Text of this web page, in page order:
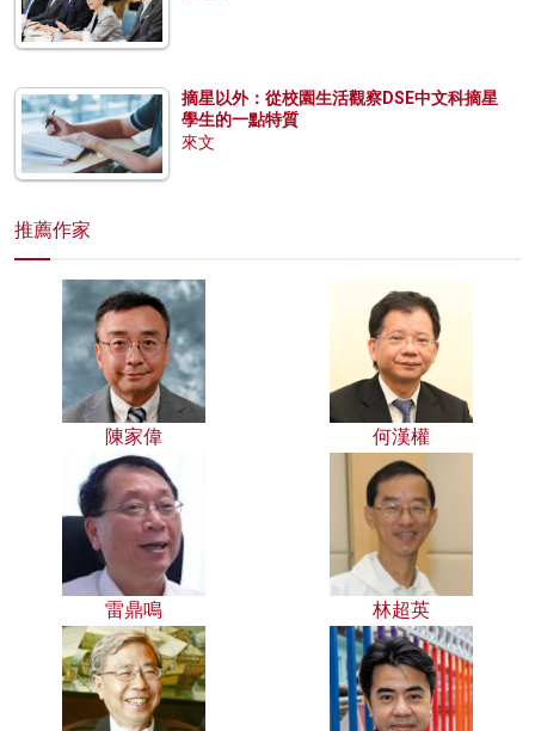
摘星以外：從校園生活觀察DSE中文科摘星
學生的一點特質
來文
推薦作家
陳家偉 何漢權
雷鼎鳴 林超英